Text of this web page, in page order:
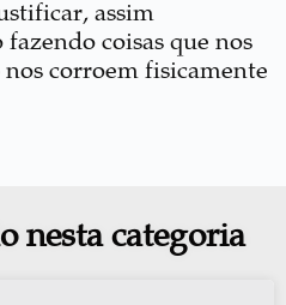
assim
coisas que nos
corroem fisicamente
nesta categoria